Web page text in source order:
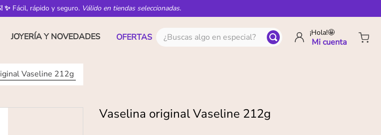
✨ Fácil, rápido y seguro. Válido en tiendas seleccionadas.
JOYERÍA Y NOVEDADES OFERTAS ¿Buscas algo en especial? ¡Hola!🤩
Vaseline 212g
Vaselina original Vaseline 212g